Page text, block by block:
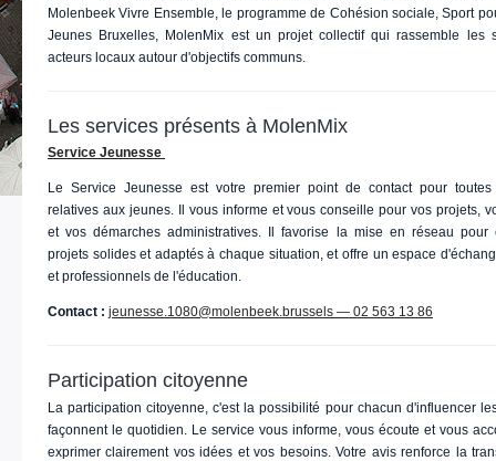
Molenbeek Vivre Ensemble, le programme de Cohésion sociale, Sport
Jeunes Bruxelles, MolenMix est un projet collectif qui rassemble les
acteurs locaux autour d'objectifs communs.
Les services présents à MolenMix
Service Jeunesse
Le Service Jeunesse est votre premier point de contact pour
relatives aux jeunes. Il vous informe et vous conseille pour vos projets,
et vos démarches administratives. Il favorise la mise en réseau pour
projets solides et adaptés à chaque situation, et offre un espace
et professionnels de l'éducation.
Contact : jeunesse.1080@molenbeek.brussels — 02 563 13 86
Participation citoyenne
La participation citoyenne, c'est la possibilité pour chacun d'influencer
façonnent le quotidien. Le service vous informe, vous écoute et vous
exprimer clairement vos idées et vos besoins. Votre avis renforce la